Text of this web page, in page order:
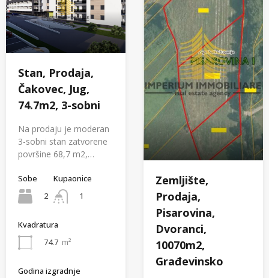
Stan, Prodaja,
Čakovec, Jug,
74.7m2, 3-sobni
Na prodaju je moderan
3-sobni stan zatvorene
površine 68,7 m2,…
Sobe
2
Kupaonice
1
Kvadratura
74.7 m²
Godina izgradnje
Zemljište,
Prodaja,
Pisarovina,
Dvoranci,
10070m2,
Građevinsko